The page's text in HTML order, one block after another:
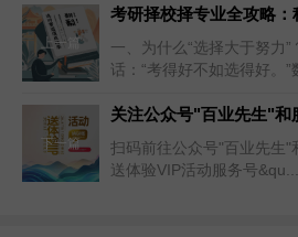
上一篇
考研择校择专业全攻略：
一、为什么“选择大于努力
话：“考得好不如选得好。”
下一篇
扫码前往公众号"百业先生"
送体验VIP活动服务号&qu...